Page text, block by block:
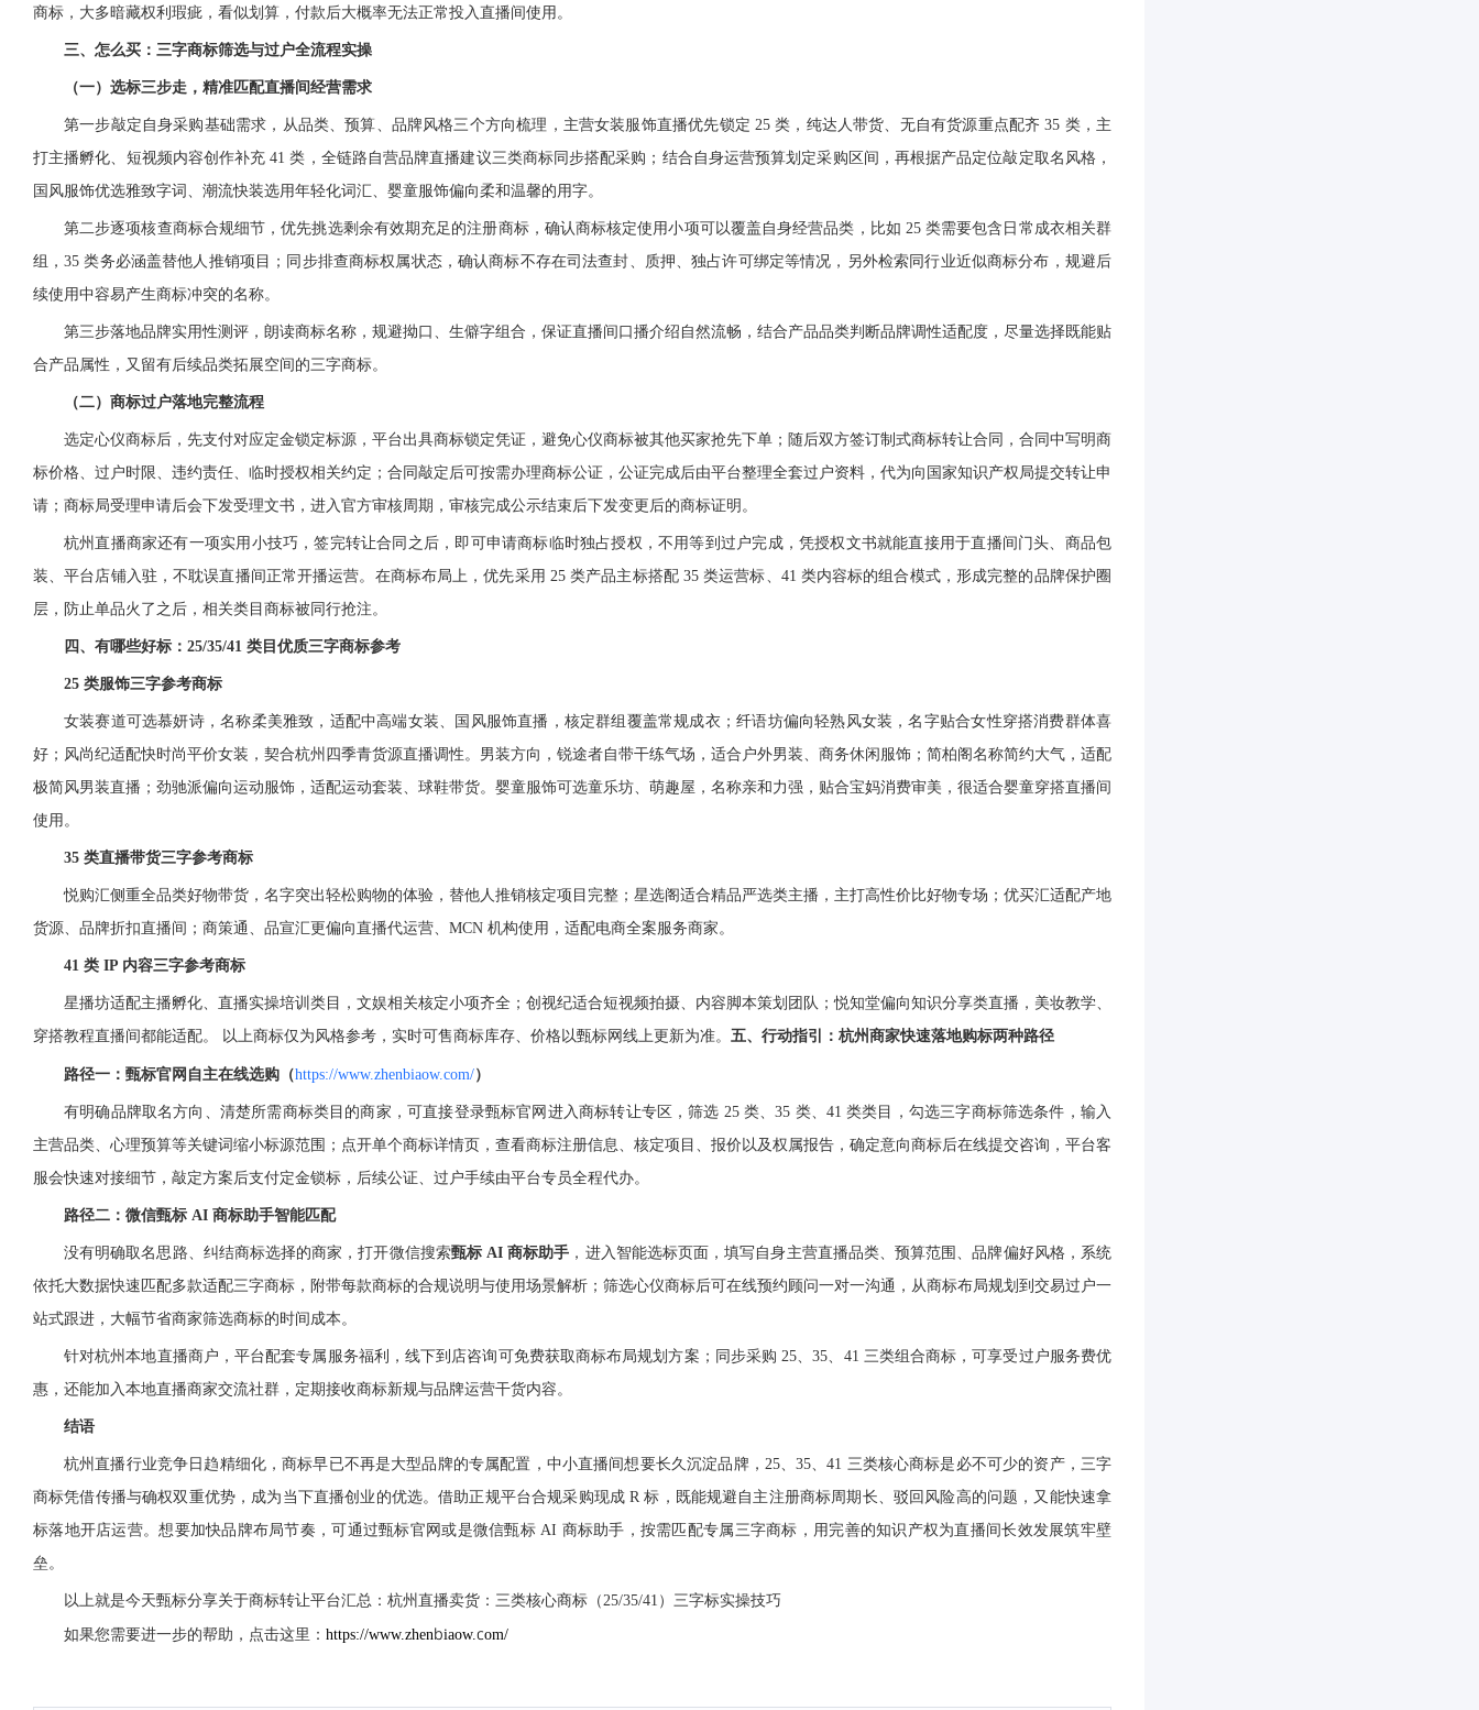
商标，大多暗藏权利瑕疵，看似划算，付款后大概率无法正常投入直播间使用。
三、怎么买：三字商标筛选与过户全流程实操
（一）选标三步走，精准匹配直播间经营需求
第一步敲定自身采购基础需求，从品类、预算、品牌风格三个方向梳理，主营女装服饰直播优先锁定 25 类，纯达人带货、无自有货源重点配齐 35 类，主
打主播孵化、短视频内容创作补充 41 类，全链路自营品牌直播建议三类商标同步搭配采购；结合自身运营预算划定采购区间，再根据产品定位敲定取名风格，
国风服饰优选雅致字词、潮流快装选用年轻化词汇、婴童服饰偏向柔和温馨的用字。
第二步逐项核查商标合规细节，优先挑选剩余有效期充足的注册商标，确认商标核定使用小项可以覆盖自身经营品类，比如 25 类需要包含日常成衣相关群
组，35 类务必涵盖替他人推销项目；同步排查商标权属状态，确认商标不存在司法查封、质押、独占许可绑定等情况，另外检索同行业近似商标分布，规避后
续使用中容易产生商标冲突的名称。
第三步落地品牌实用性测评，朗读商标名称，规避拗口、生僻字组合，保证直播间口播介绍自然流畅，结合产品品类判断品牌调性适配度，尽量选择既能贴
合产品属性，又留有后续品类拓展空间的三字商标。
（二）商标过户落地完整流程
选定心仪商标后，先支付对应定金锁定标源，平台出具商标锁定凭证，避免心仪商标被其他买家抢先下单；随后双方签订制式商标转让合同，合同中写明商
标价格、过户时限、违约责任、临时授权相关约定；合同敲定后可按需办理商标公证，公证完成后由平台整理全套过户资料，代为向国家知识产权局提交转让申
请；商标局受理申请后会下发受理文书，进入官方审核周期，审核完成公示结束后下发变更后的商标证明。
杭州直播商家还有一项实用小技巧，签完转让合同之后，即可申请商标临时独占授权，不用等到过户完成，凭授权文书就能直接用于直播间门头、商品包
装、平台店铺入驻，不耽误直播间正常开播运营。在商标布局上，优先采用 25 类产品主标搭配 35 类运营标、41 类内容标的组合模式，形成完整的品牌保护圈
层，防止单品火了之后，相关类目商标被同行抢注。
四、有哪些好标：25/35/41 类目优质三字商标参考
25 类服饰三字参考商标
女装赛道可选慕妍诗，名称柔美雅致，适配中高端女装、国风服饰直播，核定群组覆盖常规成衣；纤语坊偏向轻熟风女装，名字贴合女性穿搭消费群体喜
好；风尚纪适配快时尚平价女装，契合杭州四季青货源直播调性。男装方向，锐途者自带干练气场，适合户外男装、商务休闲服饰；简柏阁名称简约大气，适配
极简风男装直播；劲驰派偏向运动服饰，适配运动套装、球鞋带货。婴童服饰可选童乐坊、萌趣屋，名称亲和力强，贴合宝妈消费审美，很适合婴童穿搭直播间
使用。
35 类直播带货三字参考商标
悦购汇侧重全品类好物带货，名字突出轻松购物的体验，替他人推销核定项目完整；星选阁适合精品严选类主播，主打高性价比好物专场；优买汇适配产地
货源、品牌折扣直播间；商策通、品宣汇更偏向直播代运营、MCN 机构使用，适配电商全案服务商家。
41 类 IP 内容三字参考商标
星播坊适配主播孵化、直播实操培训类目，文娱相关核定小项齐全；创视纪适合短视频拍摄、内容脚本策划团队；悦知堂偏向知识分享类直播，美妆教学、
穿搭教程直播间都能适配。 以上商标仅为风格参考，实时可售商标库存、价格以甄标网线上更新为准。 五、行动指引：杭州商家快速落地购标两种路径
路径一：甄标官网自主在线选购 （https://www.zhenbiaow.com/）
有明确品牌取名方向、清楚所需商标类目的商家，可直接登录甄标官网进入商标转让专区，筛选 25 类、35 类、41 类类目，勾选三字商标筛选条件，输入
主营品类、心理预算等关键词缩小标源范围；点开单个商标详情页，查看商标注册信息、核定项目、报价以及权属报告，确定意向商标后在线提交咨询，平台客
服会快速对接细节，敲定方案后支付定金锁标，后续公证、过户手续由平台专员全程代办。
路径二：微信甄标 AI 商标助手智能匹配
没有明确取名思路、纠结商标选择的商家，打开微信搜索甄标 AI 商标助手 ，进入智能选标页面，填写自身主营直播品类、预算范围、品牌偏好风格，系统
依托大数据快速匹配多款适配三字商标，附带每款商标的合规说明与使用场景解析；筛选心仪商标后可在线预约顾问一对一沟通，从商标布局规划到交易过户一
站式跟进，大幅节省商家筛选商标的时间成本。
针对杭州本地直播商户，平台配套专属服务福利，线下到店咨询可免费获取商标布局规划方案；同步采购 25、35、41 三类组合商标，可享受过户服务费优
惠，还能加入本地直播商家交流社群，定期接收商标新规与品牌运营干货内容。
结语
杭州直播行业竞争日趋精细化，商标早已不再是大型品牌的专属配置，中小直播间想要长久沉淀品牌，25、35、41 三类核心商标是必不可少的资产，三字
商标凭借传播与确权双重优势，成为当下直播创业的优选。借助正规平台合规采购现成 R 标，既能规避自主注册商标周期长、驳回风险高的问题，又能快速拿
标落地开店运营。想要加快品牌布局节奏，可通过甄标官网或是微信甄标 AI 商标助手，按需匹配专属三字商标，用完善的知识产权为直播间长效发展筑牢壁
垒。
以上就是今天甄标分享关于商标转让平台汇总：杭州直播卖货：三类核心商标（25/35/41）三字标实操技巧
如果您需要进一步的帮助，点击这里： https://www.zhenbiaow.com/